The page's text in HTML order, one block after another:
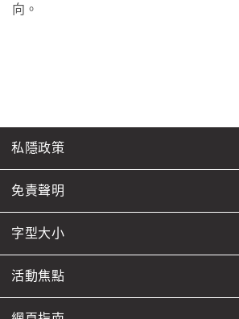
向。
私隱政策
免責聲明
字型大小
活動焦點